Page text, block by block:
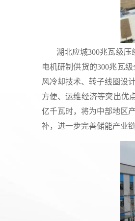
湖北应城300兆瓦级
电机研制供货的300兆瓦
风冷却技术、转子线圈设
方便、运维经济等突出优
亿千瓦时，将为中部地区
补，进一步完善储能产业